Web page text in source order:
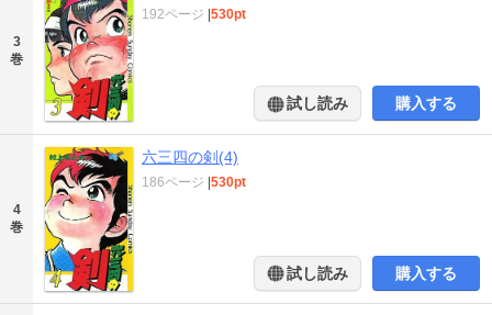
3
巻
192ページ |530pt
試し読み 購入する
4
巻
六三四の剣(4)
186ページ |530pt
試し読み 購入する